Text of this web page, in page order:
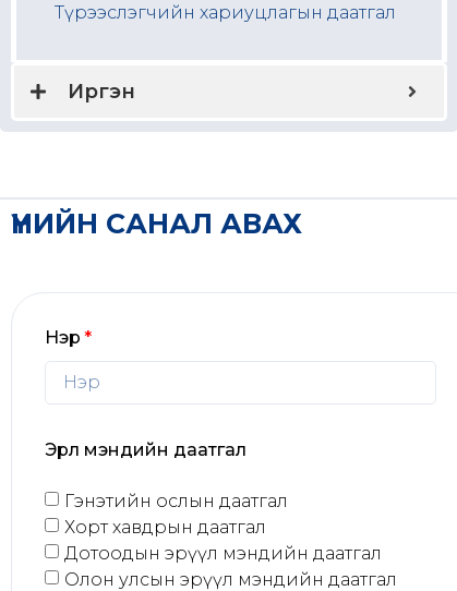
Түрээслэгчийн хариуцлагын даатгал
Иргэн
ҮНИЙН САНАЛ АВАХ
Нэр
Эрүүл мэндийн даатгал
Гэнэтийн ослын даатгал
Хорт хавдрын даатгал
Дотоодын эрүүл мэндийн даатгал
Олон улсын эрүүл мэндийн даатгал